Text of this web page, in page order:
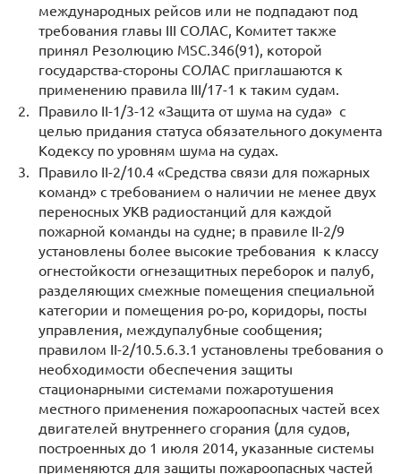
международных рейсов или не подпадают под
требования главы III СОЛАС, Комитет также
принял Резолюцию MSC.346(91), которой
государства-стороны СОЛАС приглашаются к
применению правила III/17-1 к таким судам.
Правило II-1/3-12 «Защита от шума на суда» с
целью придания статуса обязательного документа
Кодексу по уровням шума на судах.
Правило II-2/10.4 «Средства связи для пожарных
команд» c требованием о наличии не менее двух
переносных УКВ радиостанций для каждой
пожарной команды на судне; в правиле II-2/9
установлены более высокие требования к классу
огнестойкости огнезащитных переборок и палуб,
разделяющих смежные помещения специальной
категории и помещения ро-ро, коридоры, посты
управления, междупалубные сообщения;
правилом II-2/10.5.6.3.1 установлены требования о
необходимости обеспечения защиты
стационарными системами пожаротушения
местного применения пожароопасных частей всех
двигателей внутреннего сгорания (для судов,
построенных до 1 июля 2014, указанные системы
применяются для защиты пожароопасных частей